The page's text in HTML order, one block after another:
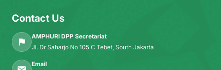
Contact Us
AMPHURI DPP Secretariat
Jl. Dr Saharjo No 105 C Tebet, South Jakarta
Email